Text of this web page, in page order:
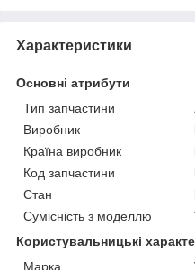
Характеристики
Основні атрибути
Тип запчастини
Виробник
Країна виробник
Код запчастини
Стан
Сумісність з моделлю
Користувальницькі
Марка